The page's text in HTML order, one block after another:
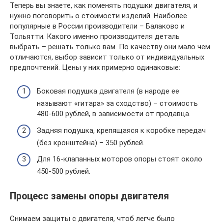
Теперь вы знаете, как поменять подушки двигателя, и
нужно поговорить о стоимости изделий. Наиболее
популярные в России производители – Балаково и
Тольятти. Какого именно производителя деталь
выбрать – решать только вам. По качеству они мало чем
отличаются, выбор зависит только от индивидуальных
предпочтений. Цены у них примерно одинаковые:
Боковая подушка двигателя (в народе ее
называют «гитара» за сходство) – стоимость
480-600 рублей, в зависимости от продавца.
Задняя подушка, крепящаяся к коробке передач
(без кронштейна) – 350 рублей.
Для 16-клапанных моторов опоры стоят около
450-500 рублей.
Процесс замены опоры двигателя
Снимаем защиты с двигателя, чтоб легче было